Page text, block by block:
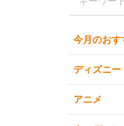
今月のおす
ディズニー
アニメ